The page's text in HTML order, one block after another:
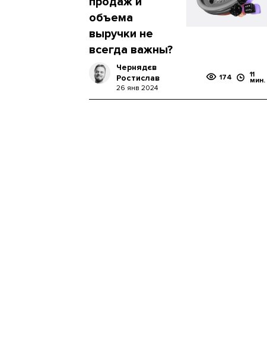
объема
выручки не
всегда важны?
Чернядєв
Ростислав
26 янв 2024
174 11
мин.